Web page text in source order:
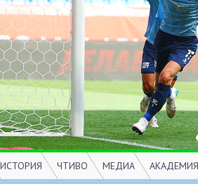
ИСТОРИЯ
ЧТИВО
МЕДИА
АКАДЕМИЯ